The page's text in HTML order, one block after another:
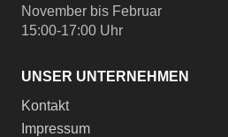
November bis Februar
15:00-17:00 Uhr
UNSER UNTERNEHMEN
Kontakt
Impressum